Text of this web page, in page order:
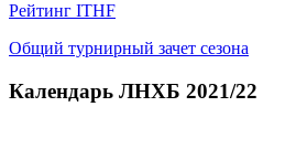
Рейтинг ITHF
Общий турнирный зачет сезона
Календарь ЛНХБ 2021/22